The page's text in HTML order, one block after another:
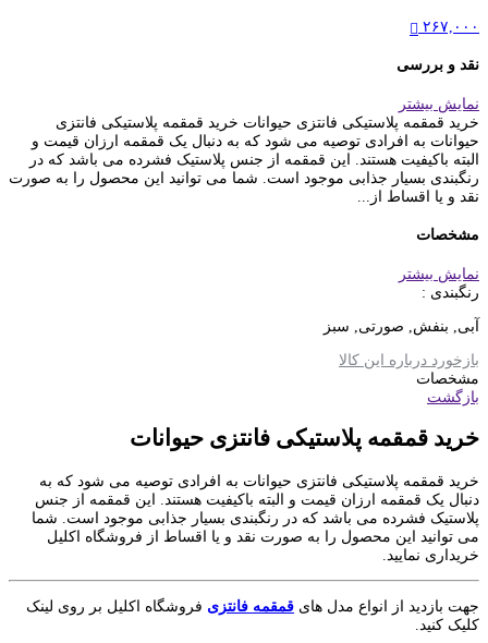
۲۶۷,۰۰۰
نقد و بررسی
نمایش بیشتر
خرید قمقمه پلاستیکی فانتزی حیوانات خرید قمقمه پلاستیکی فانتزی
حیوانات به افرادی توصیه می شود که به دنبال یک قمقمه ارزان قیمت و
البته باکیفیت هستند. این قمقمه از جنس پلاستیک فشرده می باشد که در
رنگبندی بسیار جذابی موجود است. شما می توانید این محصول را به صورت
نقد و یا اقساط از...
مشخصات
نمایش بیشتر
رنگبندی :
آبی, بنفش, صورتی, سبز
بازخورد درباره این کالا
مشخصات
بازگشت
خرید قمقمه پلاستیکی فانتزی حیوانات
خرید قمقمه پلاستیکی فانتزی حیوانات به افرادی توصیه می شود که به
دنبال یک قمقمه ارزان قیمت و البته باکیفیت هستند. این قمقمه از جنس
پلاستیک فشرده می باشد که در رنگبندی بسیار جذابی موجود است. شما
می توانید این محصول را به صورت نقد و یا اقساط از فروشگاه اکلیل
خریداری نمایید.
جهت بازدید از انواع مدل های قمقمه فانتزی فروشگاه اکلیل بر روی لینک
کلیک کنید.